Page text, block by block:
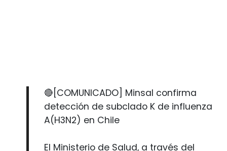
🔴[COMUNICADO] Minsal confirma
detección de subclado K de influenza
A(H3N2) en Chile
El Ministerio de Salud, a través del